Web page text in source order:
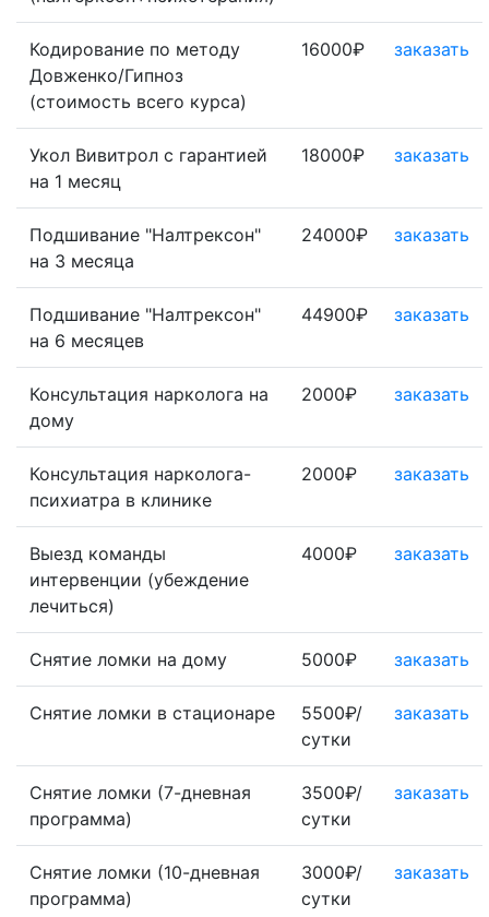
Кодирование по методу
Довженко/Гипноз
(стоимость всего курса)
16000₽ заказать
Укол Вивитрол с гарантией
на 1 месяц
18000₽ заказать
Подшивание "Налтрексон"
на 3 месяца
24000₽ заказать
Подшивание "Налтрексон"
на 6 месяцев
44900₽ заказать
Консультация нарколога на
дому
2000₽ заказать
Консультация нарколога-
психиатра в клинике
2000₽ заказать
Выезд команды
интервенции (убеждение
лечиться)
4000₽ заказать
Снятие ломки на дому 5000₽ заказать
Снятие ломки в стационаре
5500₽/
сутки
заказать
Снятие ломки (7-дневная
программа)
3500₽/
сутки
заказать
Снятие ломки (10-дневная
программа)
3000₽/
сутки
заказать